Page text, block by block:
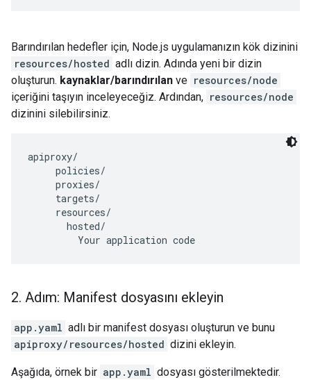
Barındırılan hedefler için, Node.js uygulamanızın kök dizinini
resources/hosted adlı dizin. Adında yeni bir dizin
oluşturun. kaynaklar/barındırılan ve resources/node
içeriğini taşıyın inceleyeceğiz. Ardından, resources/node
dizinini silebilirsiniz.
apiproxy/
     policies/
     proxies/
     targets/
     resources/
       hosted/
         Your application code
2. Adım: Manifest dosyasını ekleyin
app.yaml adlı bir manifest dosyası oluşturun ve bunu
apiproxy/resources/hosted dizini ekleyin.
Aşağıda, örnek bir app.yaml dosyası gösterilmektedir.